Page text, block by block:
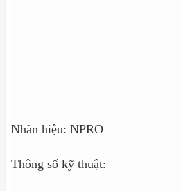
Nhãn hiệu: NPRO
Thông số kỹ thuật: